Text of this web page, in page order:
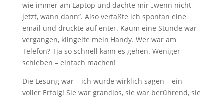
wie immer am Laptop und dachte mir „wenn nicht
jetzt, wann dann“. Also verfaßte ich spontan eine
email und drückte auf enter. Kaum eine Stunde war
vergangen, klingelte mein Handy. Wer war am
Telefon? Tja so schnell kann es gehen. Weniger
schieben – einfach machen!
Die Lesung war – ich würde wirklich sagen – ein
voller Erfolg! Sie war grandios, sie war berührend, sie